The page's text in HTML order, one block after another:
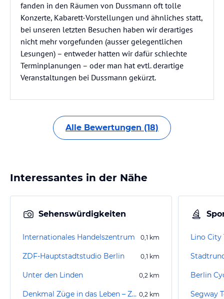
fanden in den Räumen von Dussmann oft tolle
Konzerte, Kabarett-Vorstellungen und ähnliches statt,
bei unseren letzten Besuchen haben wir derartiges
nicht mehr vorgefunden (ausser gelegentlichen
Lesungen) – entweder hatten wir dafür schlechte
Terminplanungen – oder man hat evtl. derartige
Veranstaltungen bei Dussmann gekürzt.
Alle Bewertungen (18)
Interessantes in der Nähe
Sehenswürdigkeiten
Internationales Handelszentrum 0,1 km
ZDF-Hauptstadtstudio Berlin 0,1 km
Unter den Linden 0,2 km
Denkmal Züge in das Leben – Züge in den Tod 0,2 km
Lino City
Berlin